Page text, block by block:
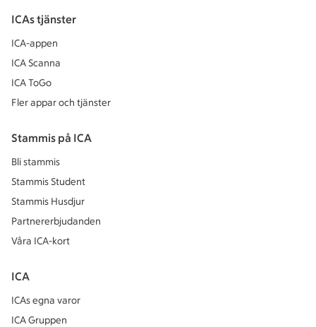
ICAs tjänster
ICA-appen
ICA Scanna
ICA ToGo
Fler appar och tjänster
Stammis på ICA
Bli stammis
Stammis Student
Stammis Husdjur
Partnererbjudanden
Våra ICA-kort
ICA
ICAs egna varor
ICA Gruppen